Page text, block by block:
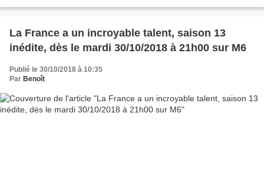
La France a un incroyable talent, saison 13
inédite, dès le mardi 30/10/2018 à 21h00 sur M6
Publié le 30/10/2018 à 10:35
Par Benoît